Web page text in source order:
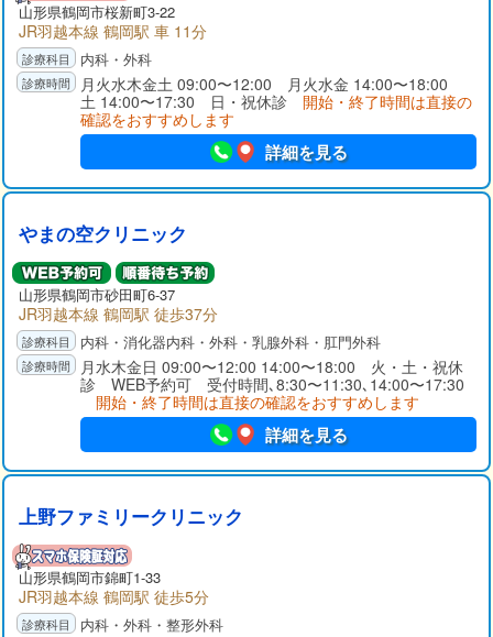
山形県鶴岡市桜新町3-22
JR羽越本線 鶴岡駅 車 11分
内科・外科
月火水木金土 09:00〜12:00 月火水金 14:00〜18:00
土 14:00〜17:30 日・祝休診 開始・終了時間は直接の
確認をおすすめします
詳細を見る
やまの空クリニック
山形県鶴岡市砂田町6-37
JR羽越本線 鶴岡駅 徒歩37分
内科・消化器内科・外科・乳腺外科・肛門外科
月水木金日 09:00〜12:00 14:00〜18:00 火・土・祝休
診 WEB予約可 受付時間､8:30〜11:30､14:00〜17:30
開始・終了時間は直接の確認をおすすめします
詳細を見る
上野ファミリークリニック
山形県鶴岡市錦町1-33
JR羽越本線 鶴岡駅 徒歩5分
内科・外科・整形外科